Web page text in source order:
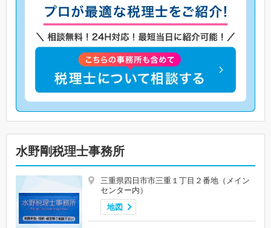
水野剛税理士事務所
三重県四日市市三重１丁目２番地（メイン
センター内）
地図